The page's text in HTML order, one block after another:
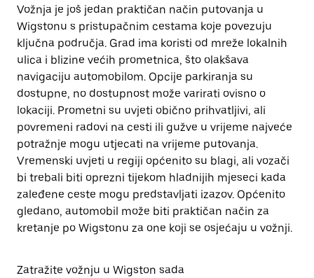
Vožnja je još jedan praktičan način putovanja u
Wigstonu s pristupačnim cestama koje povezuju
ključna područja. Grad ima koristi od mreže lokalnih
ulica i blizine većih prometnica, što olakšava
navigaciju automobilom. Opcije parkiranja su
dostupne, no dostupnost može varirati ovisno o
lokaciji. Prometni su uvjeti obično prihvatljivi, ali
povremeni radovi na cesti ili gužve u vrijeme najveće
potražnje mogu utjecati na vrijeme putovanja.
Vremenski uvjeti u regiji općenito su blagi, ali vozači
bi trebali biti oprezni tijekom hladnijih mjeseci kada
zaleđene ceste mogu predstavljati izazov. Općenito
gledano, automobil može biti praktičan način za
kretanje po Wigstonu za one koji se osjećaju u vožnji.
Zatražite vožnju u Wigston sada